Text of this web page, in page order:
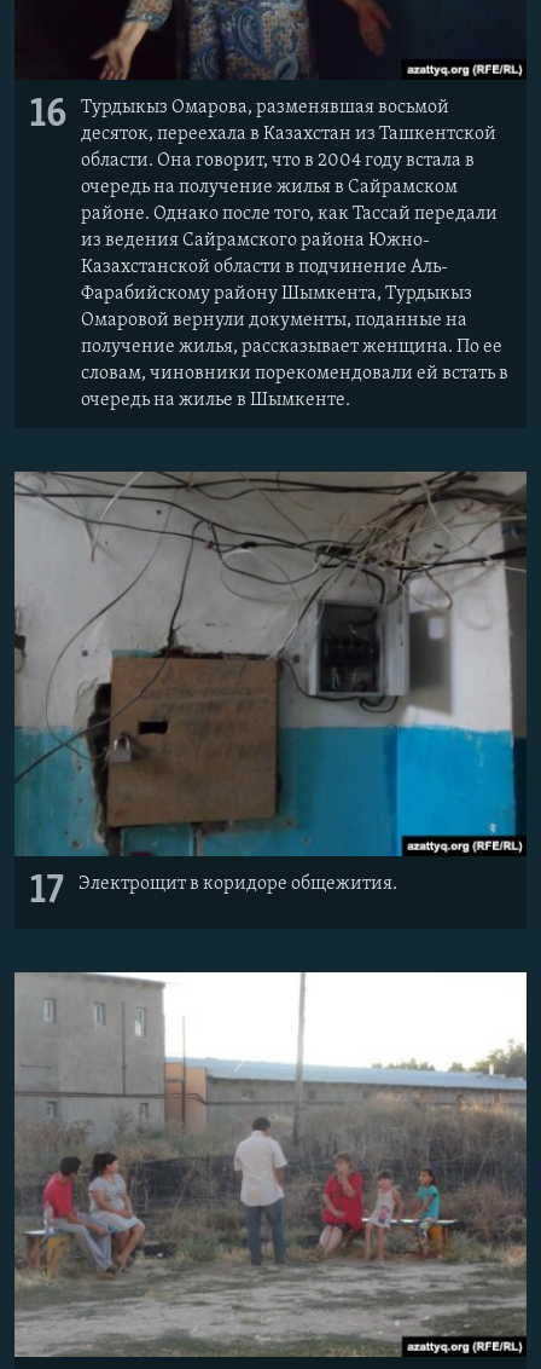
16
Турдыкыз Омарова, разменявшая восьмой
десяток, переехала в Казахстан из Ташкентской
области. Она говорит, что в 2004 году встала в
очередь на получение жилья в Сайрамском
районе. Однако после того, как Тассай передали
из ведения Сайрамского района Южно-
Казахстанской области в подчинение Аль-
Фарабийскому району Шымкента, Турдыкыз
Омаровой вернули документы, поданные на
получение жилья, рассказывает женщина. По ее
словам, чиновники порекомендовали ей встать в
очередь на жилье в Шымкенте.
17 Электрощит в коридоре общежития.